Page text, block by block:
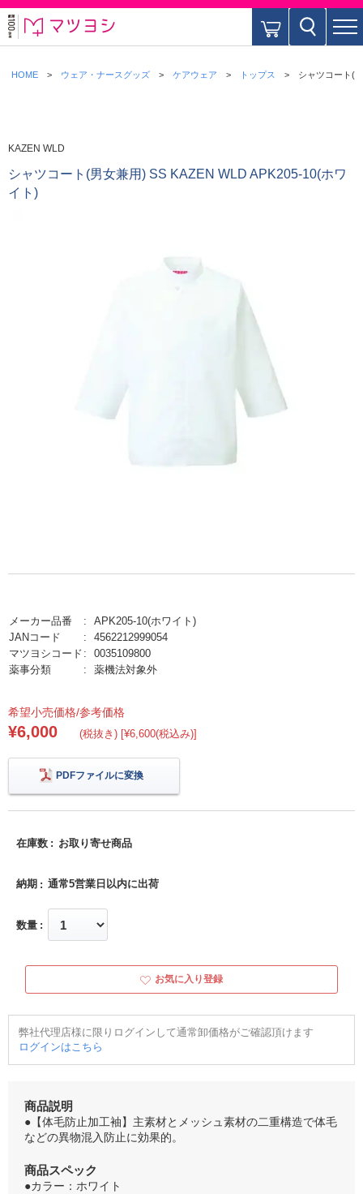
HOME ウェア・ナースグッズ ケアウェア トップス シャツコート(
KAZEN WLD
シャツコート(男女兼用) SS KAZEN WLD APK205-10(ホワ
イト)
メーカー品番
APK205-10(ホワイト)
JANコード
4562212999054
マツヨシコード
0035109800
薬事分類
薬機法対象外
希望小売価格/参考価格
¥6,000 (税抜き) [¥6,600(税込み)]
PDFファイルに変換
在庫数 お取り寄せ商品
納期 通常5営業日以内に出荷
数量
お気に入り登録
弊社代理店様に限りログインして通常卸価格がご確認頂けます
ログインはこちら
商品説明
●【体毛防止加工袖】主素材とメッシュ素材の二重構造で体毛
などの異物混入防止に効果的。
商品スペック
●カラー：ホワイト